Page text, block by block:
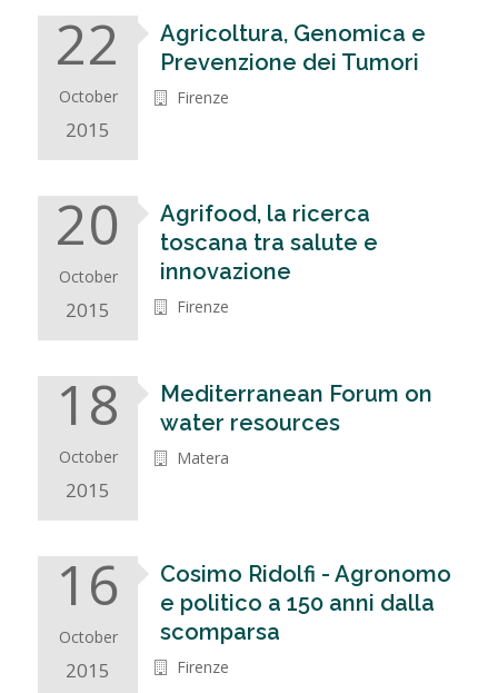
22
October
2015
Agricoltura, Genomica e
Prevenzione dei Tumori
Firenze
20
October
2015
Agrifood, la ricerca
toscana tra salute e
innovazione
Firenze
18
October
2015
Mediterranean Forum on
water resources
Matera
16
October
2015
Cosimo Ridolfi - Agronomo
e politico a 150 anni dalla
scomparsa
Firenze